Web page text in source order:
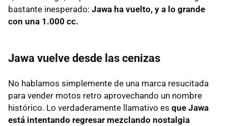
bastante inesperado: Jawa ha vuelto, y a lo grande
con una 1.000 cc.
Jawa vuelve desde las cenizas
No hablamos simplemente de una marca resucitada
para vender motos retro aprovechando un nombre
histórico. Lo verdaderamente llamativo es que Jawa
está intentando regresar mezclando nostalgia